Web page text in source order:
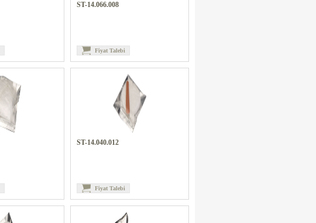
ST-14.066.008
Fiyat Talebi
ST-14.040.012
Fiyat Talebi